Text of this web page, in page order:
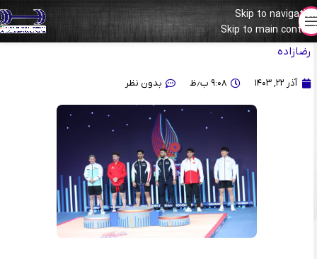
Skip to navigation
Skip to main content
گزارش تصویری از مراسم اهدای مدال دسته ۹۶ کیلوگرم با حضور حسین
رضازاده
آذر ۲۲, ۱۴۰۳ ۹:۰۸ ب٫ظ بدون نظر